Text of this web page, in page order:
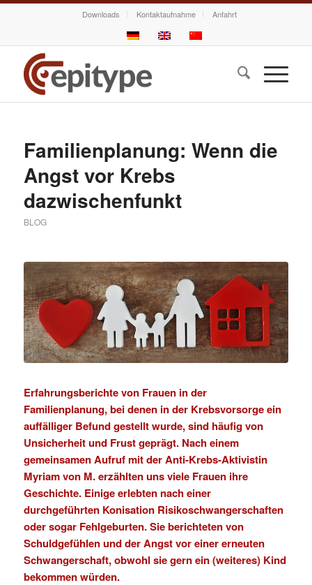
Downloads Kontaktaufnahme Anfahrt
Familienplanung: Wenn die
Angst vor Krebs
dazwischenfunkt
BLOG
Erfahrungsberichte von Frauen in der
Familienplanung, bei denen in der Krebsvorsorge ein
auffälliger Befundgestellt wurde, sind häufig von
Unsicherheit und Frust geprägt. Nach einem
gemeinsamen Aufruf mit der Anti-Krebs-Aktivistin
Myriam von M. erzählten uns viele Frauen ihre
Geschichte. Einige erlebten nach einer
durchgeführten Konisation Risikoschwangerschaften
oder sogar Fehlgeburten. Sie berichteten von
Schuldgefühlen und der Angst vor einer erneuten
Schwangerschaft, obwohl sie gern ein (weiteres) Kind
bekommen würden.